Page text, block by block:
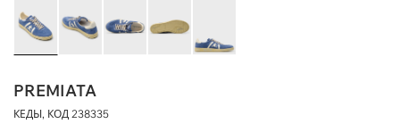
PREMIATA
КЕДЫ, КОД 238335